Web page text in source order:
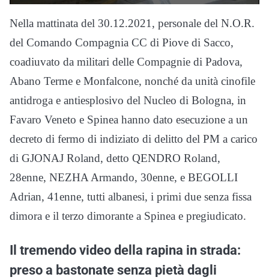
Nella mattinata del 30.12.2021, personale del N.O.R.
del Comando Compagnia CC di Piove di Sacco,
coadiuvato da militari delle Compagnie di Padova,
Abano Terme e Monfalcone, nonché da unità cinofile
antidroga e antiesplosivo del Nucleo di Bologna, in
Favaro Veneto e Spinea hanno dato esecuzione a un
decreto di fermo di indiziato di delitto del PM a carico
di GJONAJ Roland, detto QENDRO Roland,
28enne, NEZHA Armando, 30enne, e BEGOLLI
Adrian, 41enne, tutti albanesi, i primi due senza fissa
dimora e il terzo dimorante a Spinea e pregiudicato.
Il tremendo video della rapina in strada:
preso a bastonate senza pietà dagli